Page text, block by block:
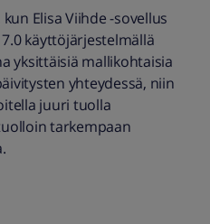
Elisa Viihde -sovellus
käyttöjärjestelmällä
yksittäisiä mallikohtaisia
yhteydessä, niin
juuri tuolla
tarkempaan